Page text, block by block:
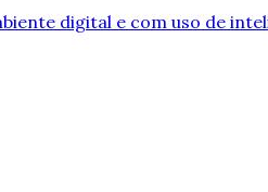
digital e com uso de